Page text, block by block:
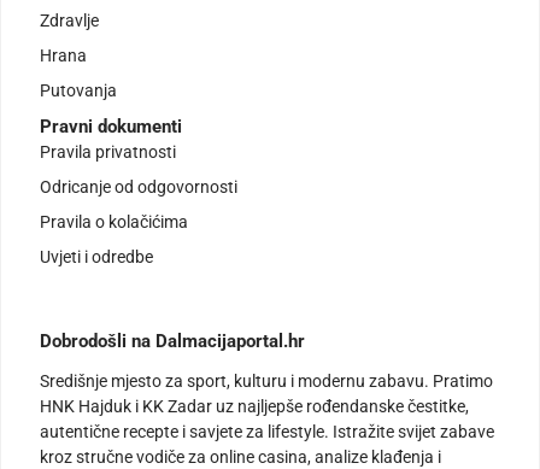
Zdravlje
Hrana
Putovanja
Pravni dokumenti
Pravila privatnosti
Odricanje od odgovornosti
Pravila o kolačićima
Uvjeti i odredbe
Dobrodošli na Dalmacijaportal.hr
Središnje mjesto za sport, kulturu i modernu zabavu. Pratimo
HNK Hajduk i KK Zadar uz najljepše rođendanske čestitke,
autentične recepte i savjete za lifestyle. Istražite svijet zabave
kroz stručne vodiče za online casina, analize klađenja i